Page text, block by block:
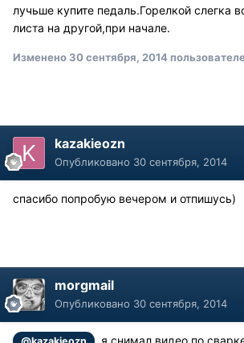
лучьше купите педаль.Горелкой слегка
листа на другой,при начале.
Изменено 30 сентября, 2014
kazakieozn
Опубликовано 30 сентября, 2014
спасибо попробую вечером и отпишусь)
morgmail
Опубликовано 30 сентября, 2014
, я снимал видео по